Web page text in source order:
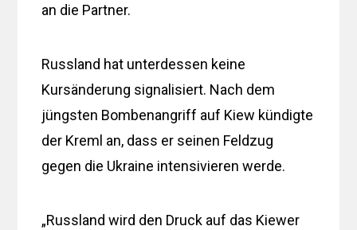
an die Partner.
Russland hat unterdessen keine
Kursänderung signalisiert. Nach dem
jüngsten Bombenangriff auf Kiew kündigte
der Kreml an, dass er seinen Feldzug
gegen die Ukraine intensivieren werde.
„Russland wird den Druck auf das Kiewer